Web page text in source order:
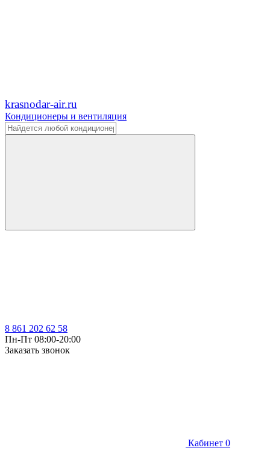
krasnodar-air.ru
Кондиционеры и вентиляция
8 861 202 62 58
Пн-Пт 08:00-20:00
Заказать звонок
Кабинет 0